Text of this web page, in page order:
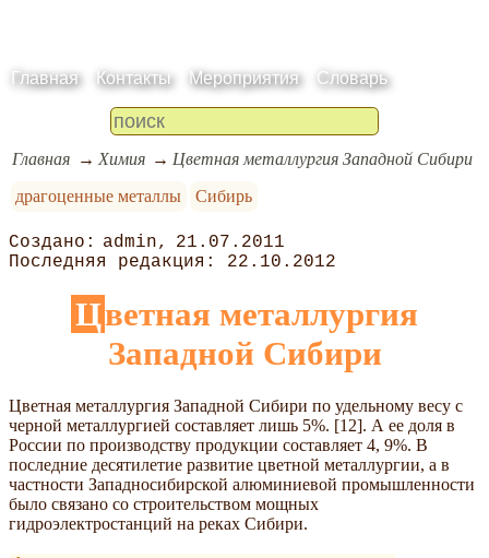
Главная Контакты Мероприятия Словарь
Главная Химия
Цветная металлургия Западной Сибири
драгоценные металлы
Сибирь
admin
21.07.2011
22.10.2012
Цветная металлургия
Западной Сибири
Цветная металлургия Западной Сибири по удельному весу с
черной металлургией составляет лишь 5%. [12]. А ее доля в
России по производству продукции составляет 4, 9%. В
последние десятилетие развитие цветной металлургии, а в
частности Западносибирской алюминиевой промышленности
было связано со строительством мощных
гидроэлектростанций на реках Сибири.